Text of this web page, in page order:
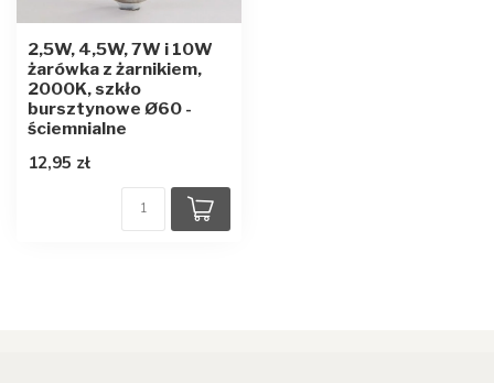
2,5W, 4,5W, 7W i 10W
żarówka z żarnikiem,
2000K, szkło
bursztynowe Ø60 -
ściemnialne
12,95 zł